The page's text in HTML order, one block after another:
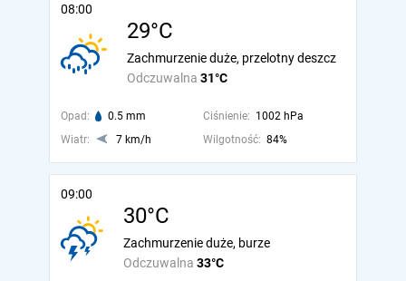
08:00
29°C
Odczuwalna 31°C
Zachmurzenie duże, przelotny deszcz
Opad: 0.5 mm Ciśnienie: 1002 hPa
Wiatr:
7 km/h Wilgotność: 84%
09:00
30°C
Odczuwalna 33°C
Zachmurzenie duże, burze